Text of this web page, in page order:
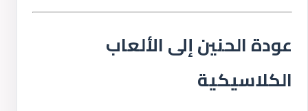
عودة الحنين إلى الألعاب
الكلاسيكية